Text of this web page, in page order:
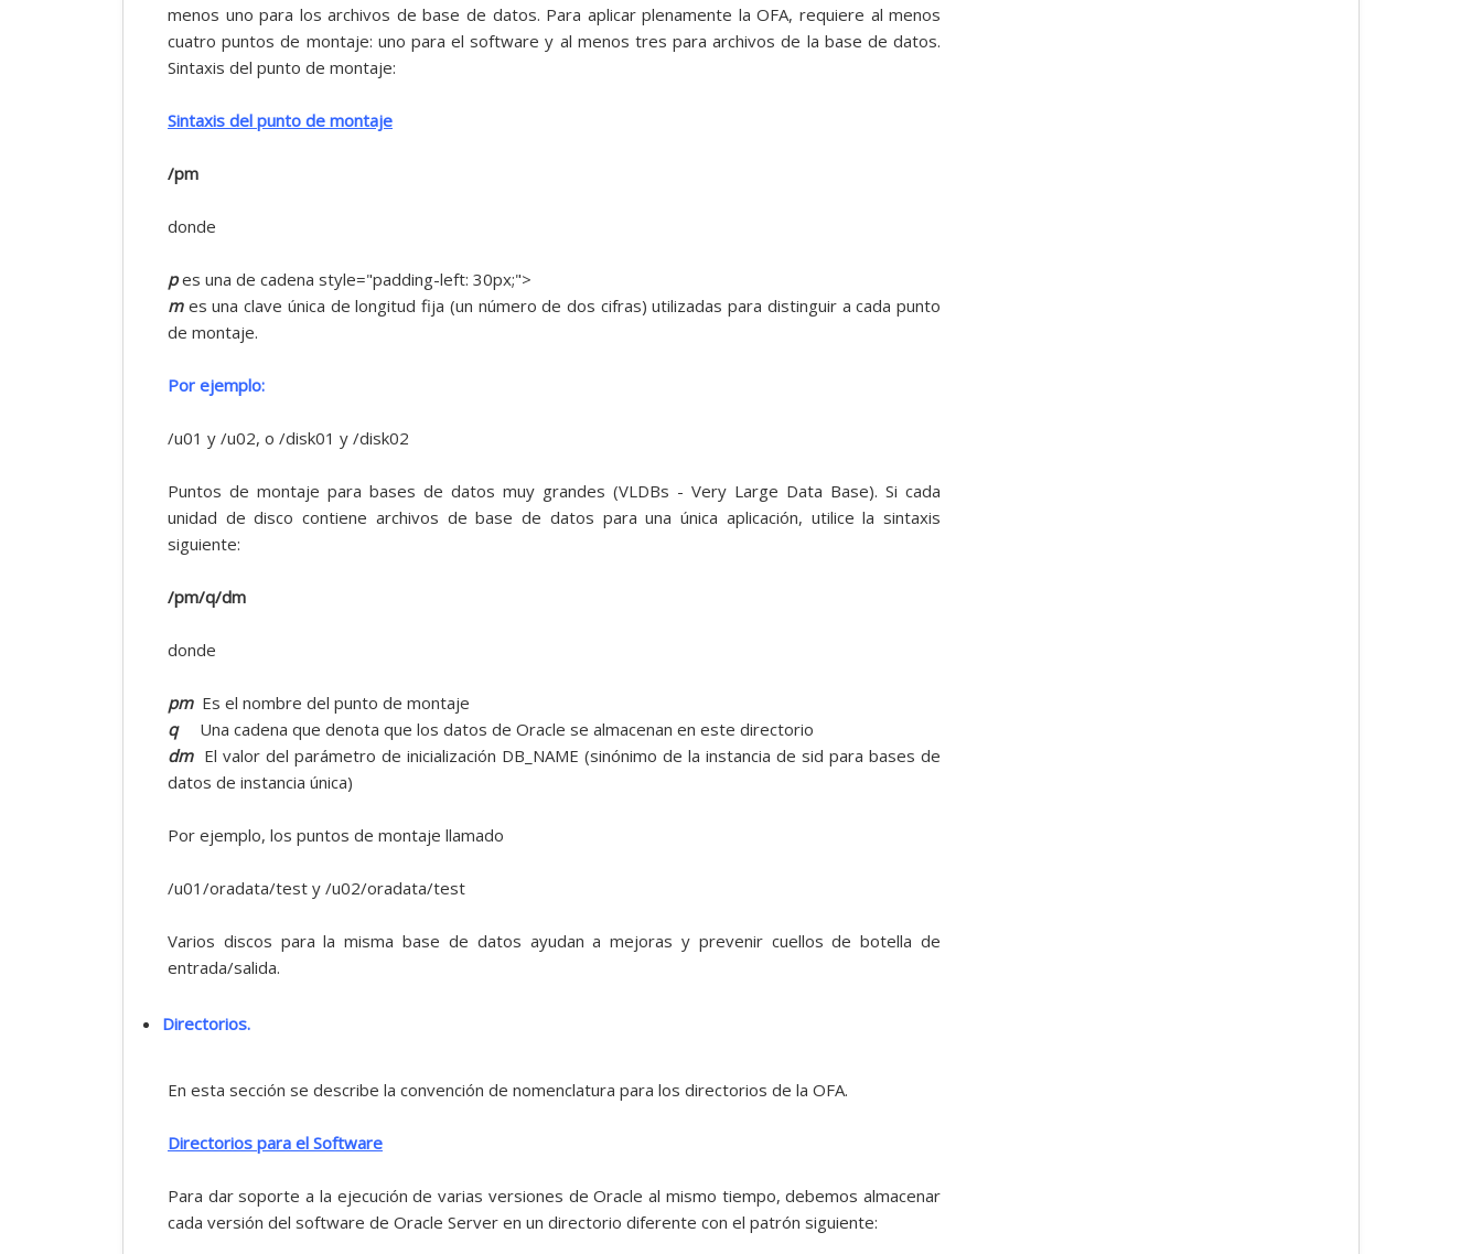
menos uno para los archivos de base de datos. Para aplicar plenamente la OFA, requiere al menos
cuatro puntos de montaje: uno para el software y al menos tres para archivos de la base de datos.
Sintaxis del punto de montaje:
Sintaxis del punto de montaje
/pm
donde
pes una de cadena style="padding-left: 30px;">
mes una clave única de longitud fija (un número de dos cifras) utilizadas para distinguir a cada punto
de montaje.
Por ejemplo:
/u01 y /u02, o /disk01 y /disk02
Puntos de montaje para bases de datos muy grandes (VLDBs - Very Large Data Base). Si cada
unidad de disco contiene archivos de base de datos para una única aplicación, utilice la sintaxis
siguiente:
/pm/q/dm
donde
pmEs el nombre del punto de montaje
qUna cadena que denota que los datos de Oracle se almacenan en este directorio
dmEl valor del parámetro de inicialización DB_NAME (sinónimo de la instancia de sid para bases de
datos de instancia única)
Por ejemplo, los puntos de montaje llamado
/u01/oradata/test y /u02/oradata/test
Varios discos para la misma base de datos ayudan a mejoras y prevenir cuellos de botella de
entrada/salida.
Directorios.
En esta sección se describe la convención de nomenclatura para los directorios de la OFA.
Directorios para el Software
Para dar soporte a la ejecución de varias versiones de Oracle al mismo tiempo, debemos almacenar
cada versión del software de Oracle Server en un directorio diferente con el patrón siguiente: